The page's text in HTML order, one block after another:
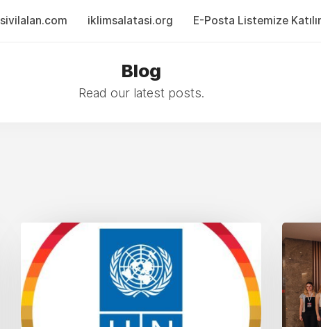
sivilalan.com iklimsalatasi.org E-Posta Listemize
Blog
Read our latest posts.